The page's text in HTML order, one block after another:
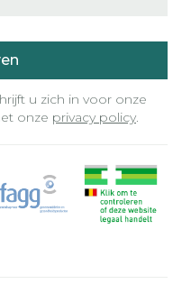
u zich in voor onze
onze privacy policy.